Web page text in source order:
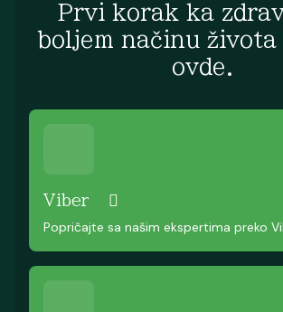
Prvi korak ka
boljem načinu života
ovde.
Viber
Popričajte sa našim ekspertima preko